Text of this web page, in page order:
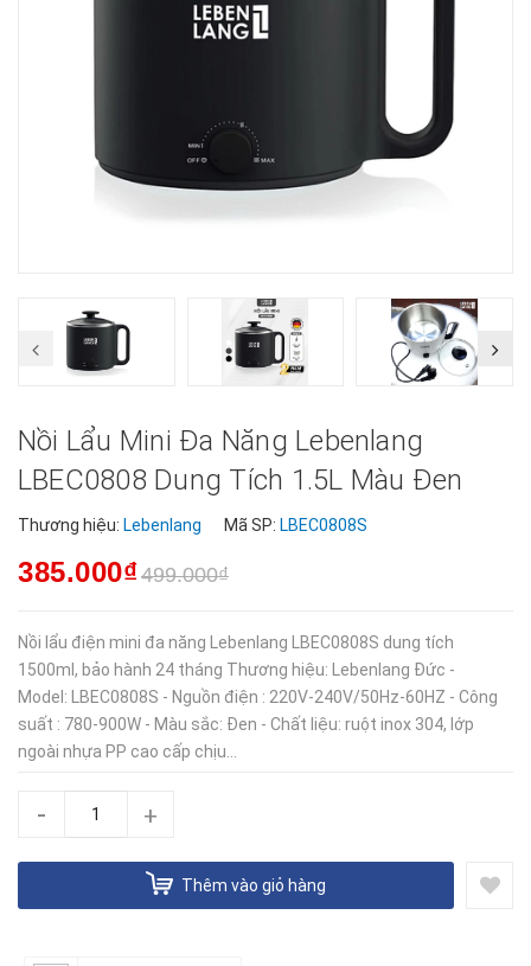
Nồi Lẩu Mini Đa Năng Lebenlang
LBEC0808 Dung Tích 1.5L Màu Đen
Thương hiệu: Lebenlang Mã SP: LBEC0808S
385.000₫499.000₫
Nồi lẩu điện mini đa năng Lebenlang LBEC0808S dung tích
1500ml, bảo hành 24 tháng Thương hiệu: Lebenlang Đức -
Model: LBEC0808S - Nguồn điện : 220V-240V/50Hz-60HZ - Công
suất : 780-900W - Màu sắc: Đen - Chất liệu: ruột inox 304, lớp
ngoài nhựa PP cao cấp chịu...
- +
Thêm vào giỏ hàng